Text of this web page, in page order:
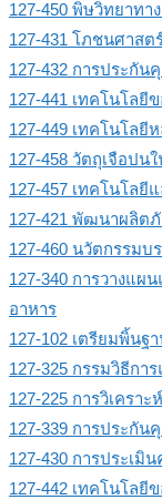
127-450 พิษวิทยาทา
127-431 โภชนศาสต
127-432 การประกั
127-441 เทคโนโลยี
127-449 เทคโนโลยี
127-458 วัตถุเจือปน
127-457 เทคโนโลยี
127-421 พัฒนาผลิต
127-460 นวัตกรรม
127-340 การวางแผ
อาหาร
127-102 เตรียมพิ้น
127-325 กรรมวิธีกา
127-225 การวิเคราะ
127-339 การประกั
127-430 การประเ
127-442 เทคโนโล